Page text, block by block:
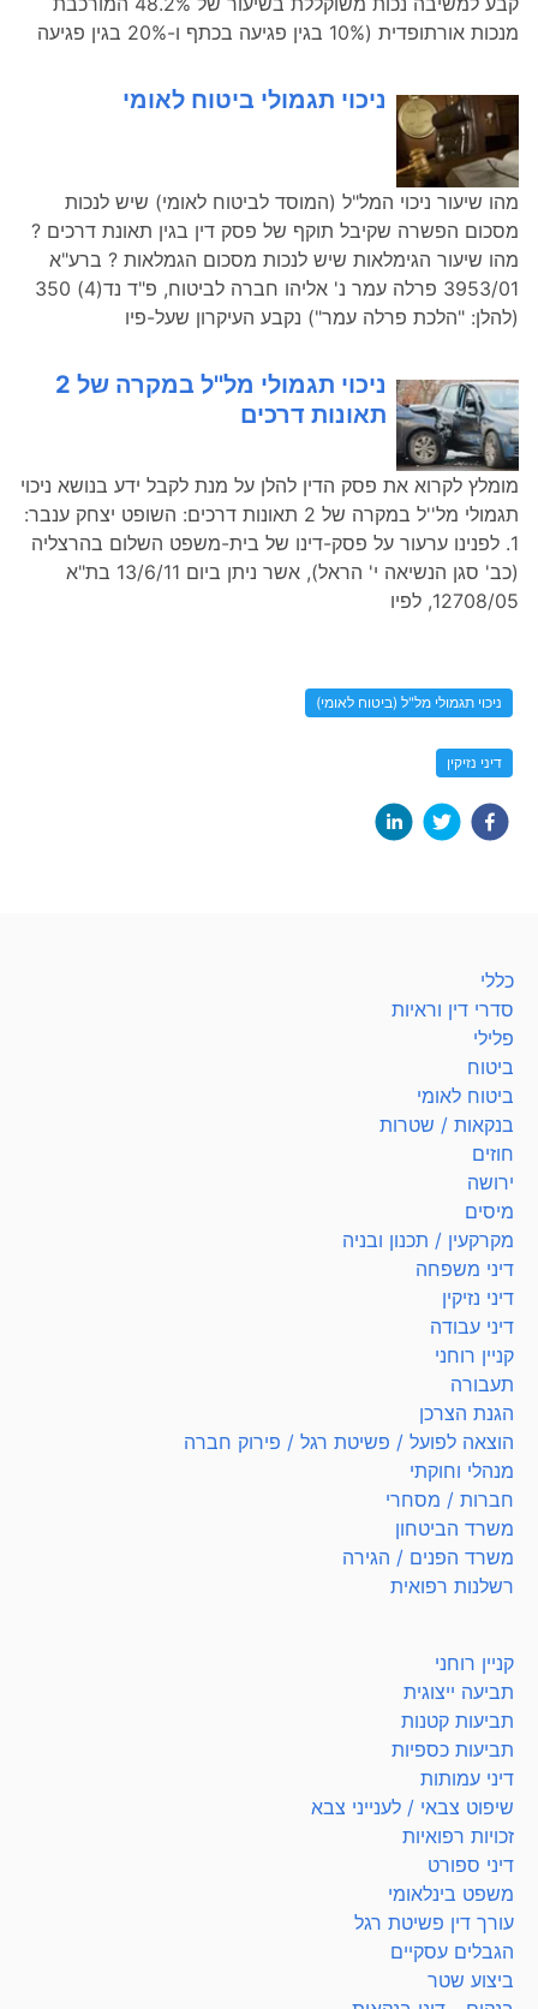
מנכות אורתופדית (10% בגין פגיעה בכתף ו-20% בגין פגיעה
ניכוי תגמולי ביטוח לאומי
מהו שיעור ניכוי המל"ל (המוסד לביטוח לאומי) שיש לנכות
מסכום הפשרה שקיבל תוקף של פסק דין בגין תאונת דרכים ?
מהו שיעור הגימלאות שיש לנכות מסכום הגמלאות ? ברע"א
3953/01 פרלה עמר נ' אליהו חברה לביטוח, פ"ד נד(4) 350
(להלן: "הלכת פרלה עמר") נקבע העיקרון שעל-פיו
ניכוי תגמולי מל''ל במקרה של 2
תאונות דרכים
מומלץ לקרוא את פסק הדין להלן על מנת לקבל ידע בנושא ניכוי
תגמולי מל''ל במקרה של 2 תאונות דרכים: השופט יצחק ענבר:
1. לפנינו ערעור על פסק-דינו של בית-משפט השלום בהרצליה
(כב' סגן הנשיאה י' הראל), אשר ניתן ביום 13/6/11 בת"א
12708/05, לפיו
ניכוי תגמולי מל"ל (ביטוח לאומי)
דיני נזיקין
כללי
סדרי דין וראיות
פלילי
ביטוח
ביטוח לאומי
בנקאות / שטרות
חוזים
ירושה
מיסים
מקרקעין / תכנון ובניה
דיני משפחה
דיני נזיקין
דיני עבודה
קניין רוחני
תעבורה
הגנת הצרכן
הוצאה לפועל / פשיטת רגל / פירוק חברה
מנהלי וחוקתי
חברות / מסחרי
משרד הביטחון
משרד הפנים / הגירה
רשלנות רפואית
קניין רוחני
תביעה ייצוגית
תביעות קטנות
תביעות כספיות
דיני עמותות
שיפוט צבאי / לענייני צבא
זכויות רפואיות
דיני ספורט
משפט בינלאומי
עורך דין פשיטת רגל
הגבלים עסקיים
ביצוע שטר